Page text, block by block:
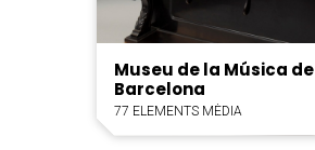
Museu de la Música de
Barcelona
77 ELEMENTS MÈDIA